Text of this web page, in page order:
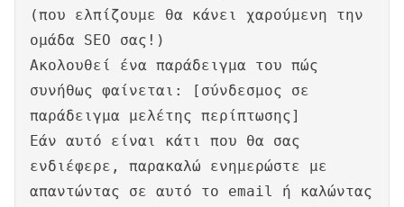
(που ελπίζουμε θα κάνει χαρούμενη την
ομάδα SEO σας!)
Ακολουθεί ένα παράδειγμα του πώς
συνήθως φαίνεται: [σύνδεσμος σε
παράδειγμα μελέτης περίπτωσης]
Εάν αυτό είναι κάτι που θα σας
ενδιέφερε, παρακαλώ ενημερώστε με
απαντώντας σε αυτό το email ή καλώντας